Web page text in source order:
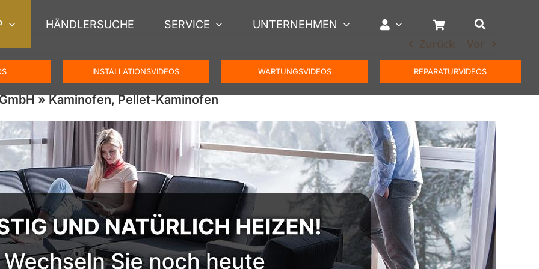
HÄNDLERSUCHE SERVICE UNTERNEHMEN
INSTALLATIONSVIDEOS WARTUNGSVIDEOS REPARATURVIDEOS
Zurück Vor
» Kaminofen, Pellet-Kaminofen